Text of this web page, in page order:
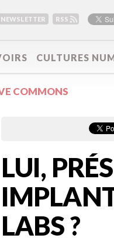
NEWSLETTER RSS
CULTURES
COMMONS
LUI,
LABS ?